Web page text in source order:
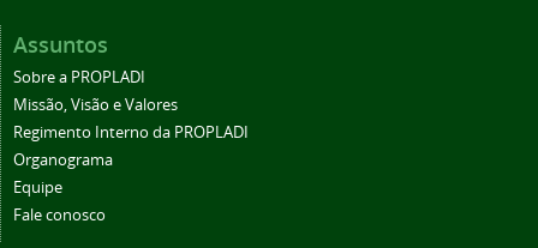
Assuntos
Sobre a PROPLADI
Missão, Visão e Valores
Regimento Interno da PROPLADI
Organograma
Equipe
Fale conosco